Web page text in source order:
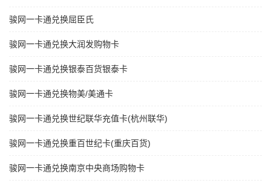
骏网一卡通兑换屈臣氏
骏网一卡通兑换大润发购物卡
骏网一卡通兑换银泰百货银泰卡
骏网一卡通兑换物美/美通卡
骏网一卡通兑换世纪联华充值卡(杭州联华)
骏网一卡通兑换重百世纪卡(重庆百货)
骏网一卡通兑换南京中央商场购物卡